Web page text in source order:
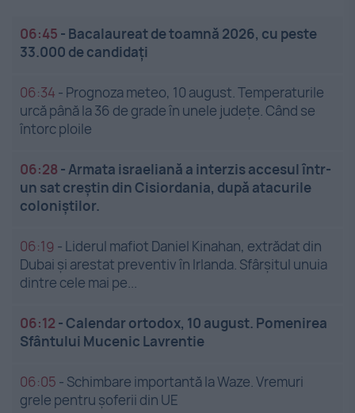
06:45 - Bacalaureat de toamnă 2026, cu peste
33.000 de candidați
06:34 - Prognoza meteo, 10 august. Temperaturile
urcă până la 36 de grade în unele județe. Când se
întorc ploile
06:28 -Armata israeliană a interzis accesul într-
un sat creștin din Cisiordania, după atacurile
coloniștilor.
06:19 - Liderul mafiot Daniel Kinahan, extrădat din
Dubai și arestat preventiv în Irlanda. Sfârșitul unuia
dintre cele mai pe...
06:12 -Calendar ortodox, 10 august. Pomenirea
Sfântului Mucenic Lavrentie
06:05 - Schimbare importantă la Waze. Vremuri
grele pentru șoferii din UE